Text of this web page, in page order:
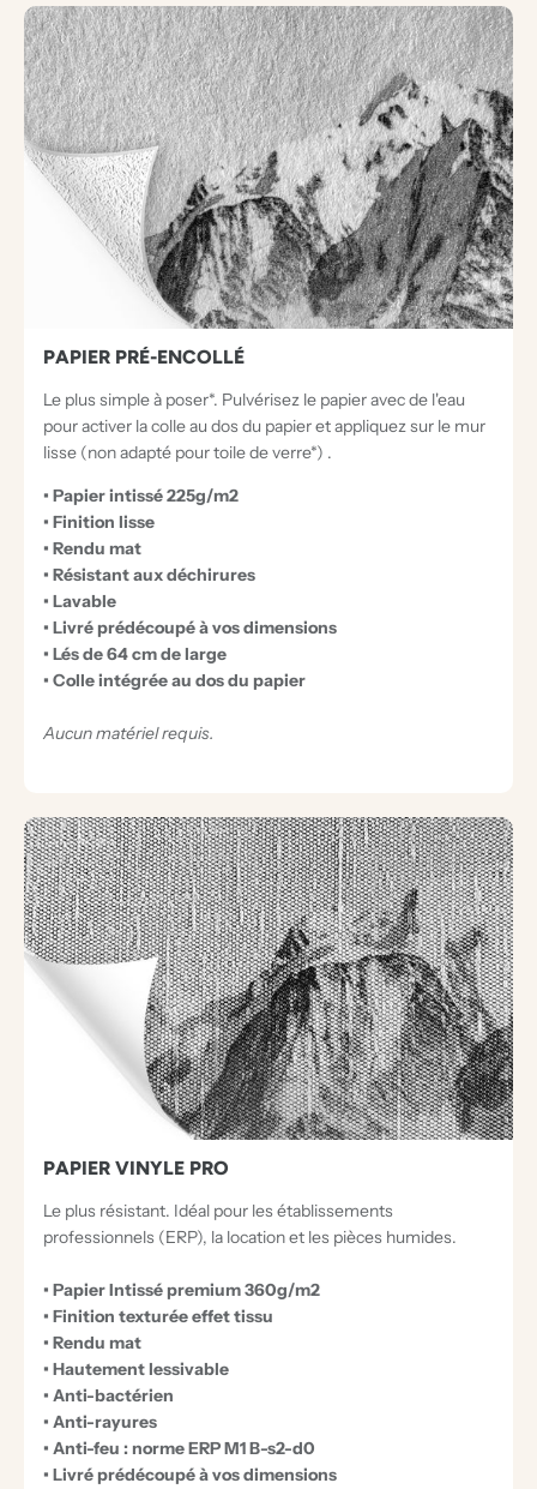
PAPIER PRÉ-ENCOLLÉ
Le plus simple à poser*. Pulvérisez le papier avec de l'eau
pour activer la colle au dos du papier et appliquez sur le mur
lisse (non adapté pour toile de verre*) .
• Papier intissé 225g/m2
• Finition lisse
• Rendu mat
• Résistant aux déchirures
• Lavable
• Livré prédécoupé à vos dimensions
• Lés de 64 cm de large
• Colle intégrée au dos du papier
Aucun matériel requis.
PAPIER VINYLE PRO
Le plus résistant. Idéal pour les établissements
professionnels (ERP), la location et les pièces humides.
• Papier Intissé premium 360g/m2
• Finition texturée effet tissu
• Rendu mat
• Hautement lessivable
• Anti-bactérien
• Anti-rayures
• Anti-feu : norme ERP M1 B-s2-d0
• Livré prédécoupé à vos dimensions